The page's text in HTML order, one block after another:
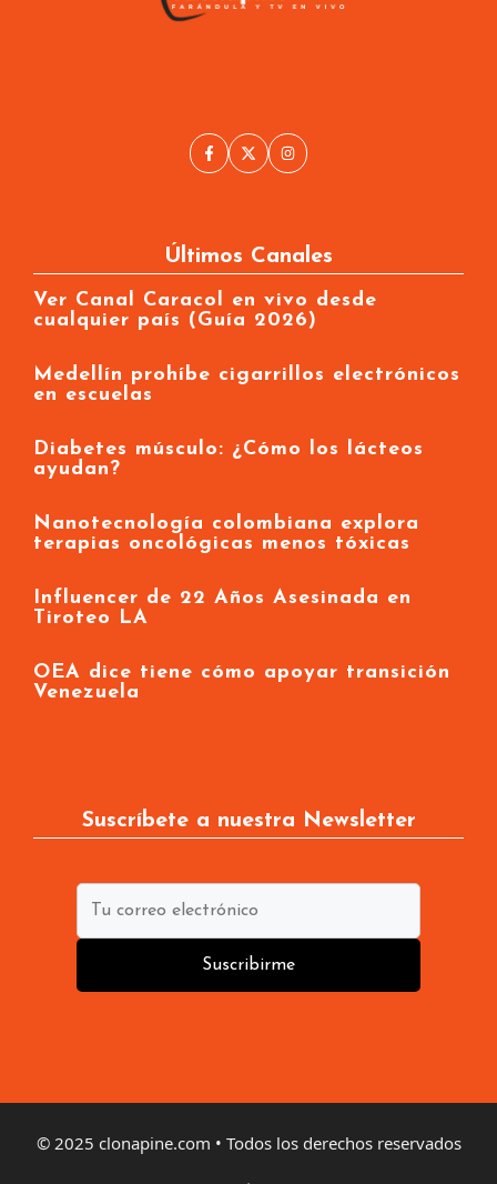
Últimos Canales
Ver Canal Caracol en vivo desde
cualquier país (Guía 2026)
Medellín prohíbe cigarrillos electrónicos
en escuelas
Diabetes músculo: ¿Cómo los lácteos
ayudan?
Nanotecnología colombiana explora
terapias oncológicas menos tóxicas
Influencer de 22 Años Asesinada en
Tiroteo LA
OEA dice tiene cómo apoyar transición
Venezuela
Suscríbete a nuestra Newsletter
Suscribirme
© 2025 clonapine.com • Todos los derechos reservados